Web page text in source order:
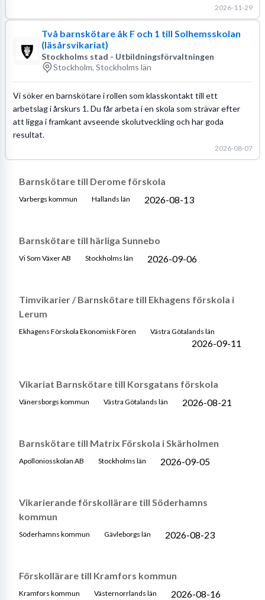
2026-11-29
Två barnskötare åk F och 1 till Solhemsskolan
(läsårsvikariat)
Stockholms stad - Utbildningsförvaltningen
Stockholm, Stockholms län
Vi söker en barnskötare i rollen som klasskontakt till ett
arbetslag i årskurs 1. Du får arbeta i en skola som strävar efter
att ligga i framkant avseende skolutveckling och har goda
resultat.
2026-08-07
Barnskötare till Derome förskola
Varbergs kommun Hallands län 2026-08-13
Barnskötare till härliga Sunnebo
Vi Som Växer AB Stockholms län 2026-09-06
Timvikarier / Barnskötare till Ekhagens förskola i
Lerum
Ekhagens Förskola Ekonomisk Fören Västra Götalands län
2026-09-11
Vikariat Barnskötare till Korsgatans förskola
Vänersborgs kommun Västra Götalands län 2026-08-21
Barnskötare till Matrix Förskola i Skärholmen
Apolloniosskolan AB Stockholms län 2026-09-05
Vikarierande förskollärare till Söderhamns
kommun
Söderhamns kommun Gävleborgs län 2026-08-23
Förskollärare till Kramfors kommun
Kramfors kommun Västernorrlands län 2026-08-16